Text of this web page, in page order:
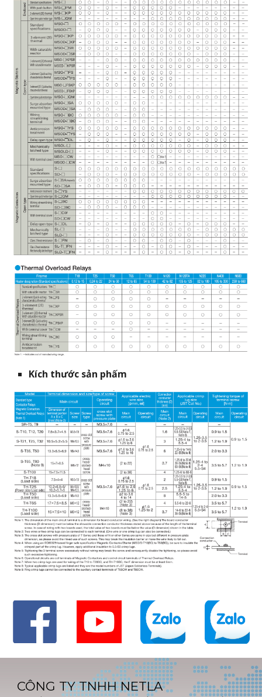
Kích thước sản phấm
CÔNG TY TNHH NETLA